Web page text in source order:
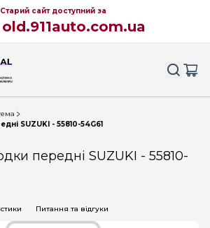
Старий сайт доступний за
old.911auto.com.ua
SUZUKI - 55810-54G61
передні SUZUKI - 55810-
Питання та відгуки